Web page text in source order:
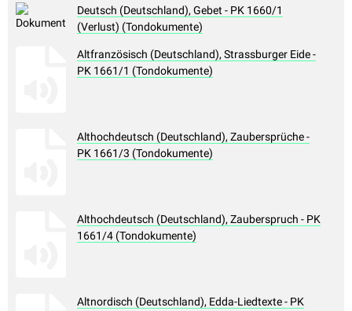
Deutsch (Deutschland), Gebet - PK 1660/1
(Verlust) (Tondokumente)
Altfranzösisch (Deutschland), Strassburger Eide -
PK 1661/1 (Tondokumente)
Althochdeutsch (Deutschland), Zaubersprüche -
PK 1661/3 (Tondokumente)
Althochdeutsch (Deutschland), Zauberspruch - PK
1661/4 (Tondokumente)
Altnordisch (Deutschland), Edda-Liedtexte - PK